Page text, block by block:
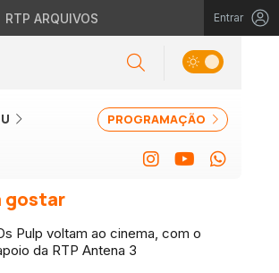
RTP ARQUIVOS Entrar
PROGRAMAÇÃO
gostar
Pulp voltam ao cinema, com o
da RTP Antena 3